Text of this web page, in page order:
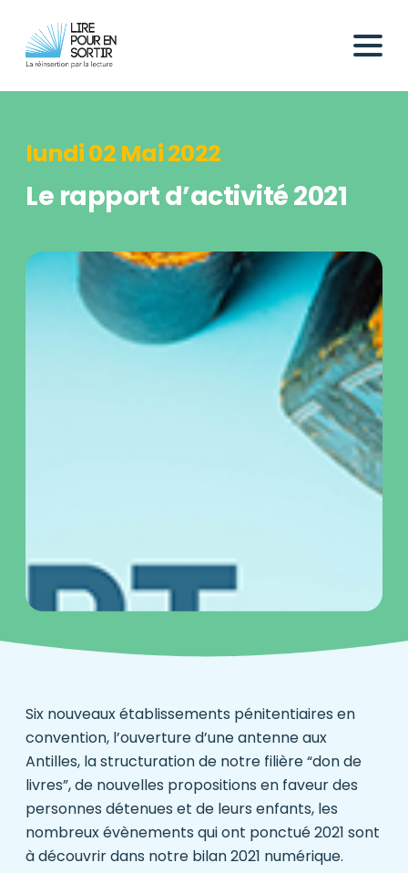
lundi 02 Mai 2022
Le rapport d’activité 2021
Six nouveaux établissements pénitentiaires en
convention, l’ouverture d’une antenne aux
Antilles, la structuration de notre filière “don de
livres”, de nouvelles propositions en faveur des
personnes détenues et de leurs enfants, les
nombreux évènements qui ont ponctué 2021 sont
à découvrir dans notre bilan 2021 numérique.